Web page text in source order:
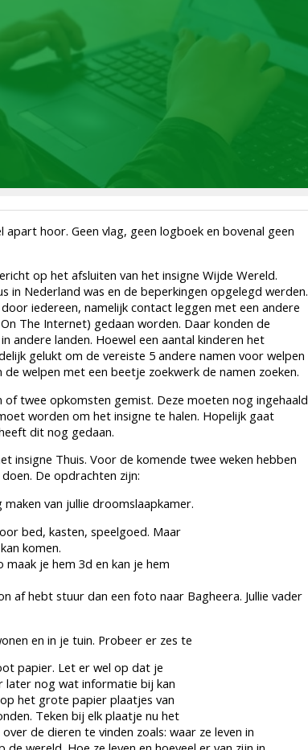
hoor. Geen vlag, geen logboek en bovenal geen
op het afsluiten van het insigne Wijde Wereld.
in Nederland was en de beperkingen opgelegd werden.
iedereen, namelijk contact leggen met een andere
The Internet) gedaan worden. Daar konden de
andere landen. Hoewel een aantal kinderen het
gelukt om de vereiste 5 andere namen voor welpen
welpen met een beetje zoekwerk de namen zoeken.
twee opkomsten gemist. Deze moeten nog ingehaald
worden om het insigne te halen. Hopelijk gaat
dit nog gedaan.
insigne Thuis. Voor de komende twee weken hebben
De opdrachten zijn:
van jullie droomslaapkamer.
bed, kasten, speelgoed. Maar
komen.
maak je hem 3d en kan je hem
af hebt stuur dan een foto naar Bagheera. Jullie vader
en in je tuin. Probeer er zes te
papier. Let er wel op dat je
nog wat informatie bij kan
het grote papier plaatjes van
Teken bij elk plaatje nu het
de dieren te vinden zoals: waar ze leven in